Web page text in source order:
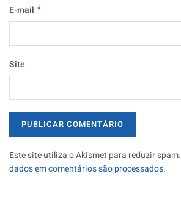
E-mail *
Site
Este site utiliza o Akismet para reduzir spam.
dados em comentários são processados.